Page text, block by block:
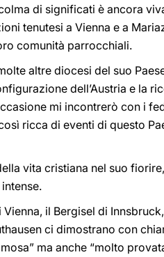
di significati è ancora
tenutesi a Vienna e a
comunità parrocchiali.
altre diocesi del suo
dell’Austria e la
mi incontrerò con i
ricca di eventi di questo
vita cristiana nel suo
il Bergisel di
ci dimostrano con
ma anche “molto